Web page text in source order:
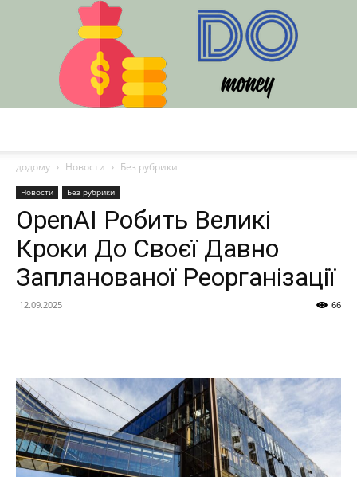
додому
Новости Без рубрики
Новости Без рубрики
OpenAI Робить Великі
Кроки До Своєї Давно
Запланованої Реорганізації
12.09.2025 66